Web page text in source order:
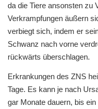
da die Tiere ansonsten zu
Verkrampfungen äußern
verbiegt sich, indem er
Schwanz nach vorne
rückwärts überschlagen.
Erkrankungen des ZNS
Tage. Es kann je nach
gar Monate dauern, bis